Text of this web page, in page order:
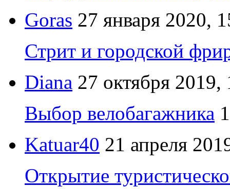
Goras 27 января 2020,
Стрит и городской
Diana 27 октября 2019,
Выбор велобагажника
Katuar40 21 апреля
Открытие